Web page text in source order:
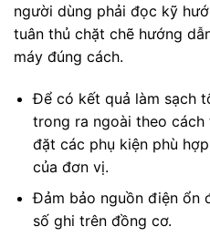
người dùng phải đọc kỹ
tuân thủ chặt chẽ hướng
máy đúng cách.
Để có kết quả làm sạch
trong ra ngoài theo
đặt các phụ kiện phù
của đơn vị.
Đảm bảo nguồn điện ổn
số ghi trên đồng cơ.